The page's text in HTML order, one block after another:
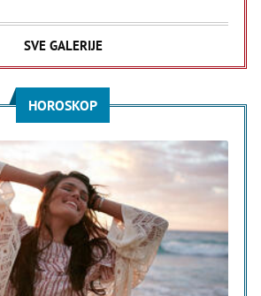
SVE GALERIJE
HOROSKOP